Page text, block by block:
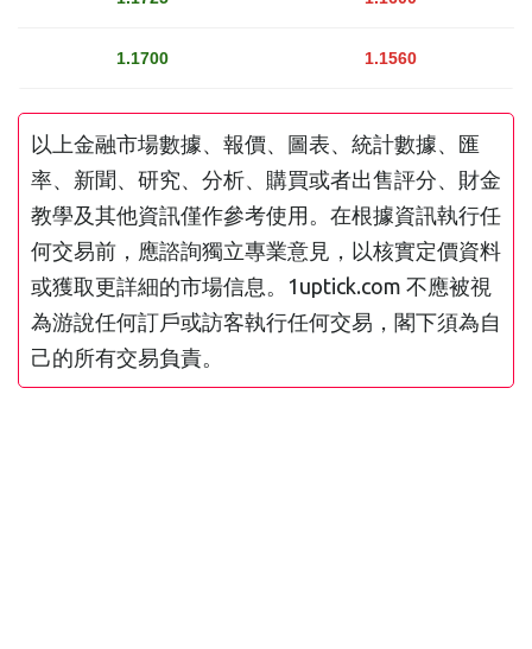
1.1700 1.1560
以上金融市場數據、報價、圖表、統計數據、匯
率、新聞、研究、分析、購買或者出售評分、財金
教學及其他資訊僅作參考使用。在根據資訊執行任
何交易前，應諮詢獨立專業意見，以核實定價資料
或獲取更詳細的市場信息。1uptick.com 不應被視
為游說任何訂戶或訪客執行任何交易，閣下須為自
己的所有交易負責。